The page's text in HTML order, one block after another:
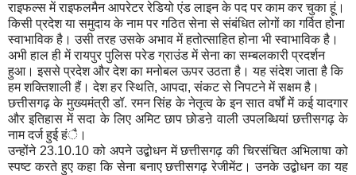
राइफल्स में राइफलमैन आपरेटर रेडियो एंड लाइन के पद पर काम कर चुका हूं।
किसी प्रदेश या समुदाय के नाम पर गठित सेना से संबंधित लोगों का गर्वित होना
स्वाभाविक है। उसी तरह उसके अभाव में हतोत्साहित होना भी स्वाभाविक है।
अभी हाल ही में रायपुर पुलिस परेड ग्राउंड में सेना का सम्बलकारी प्रदर्शन
हुआ। इससे प्रदेश और देश का मनोबल ऊपर उठता है। यह संदेश जाता है कि
हम शक्तिशाली हैं। देश हर स्थिति, आपदा, संकट से निपटने में सक्षम है।
छत्तीसगढ़ के मुख्यमंत्री डॉ. रमन सिंह के नेतृत्व के इन सात वर्षों में कई यादगार
और इतिहास में सदा के लिए अमिट छाप छोडऩे वाली उपलब्धियां छत्तीसगढ़ के
नाम दर्ज हुई हंै।
उन्होंने 23.10.10 को अपने उद्बोधन में छत्तीसगढ़ की चिरसंचित अभिलाषा को
स्पष्ट करते हुए कहा कि सेना बनाए छत्तीसगढ़ रेजीमेंट। उनके उद्बोधन का यह